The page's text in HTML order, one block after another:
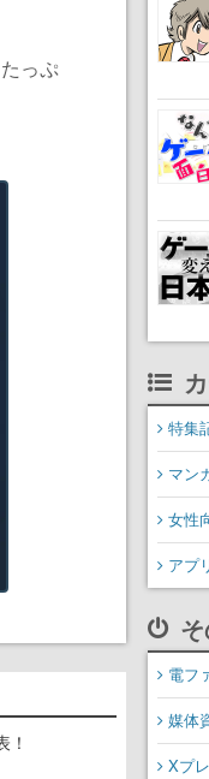
っぷ
！
特集
マン
女性
アプ
電フ
媒体
Xプ